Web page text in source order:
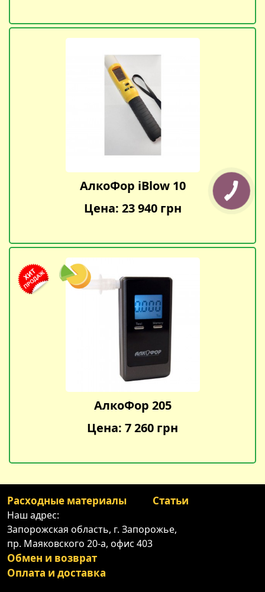
АлкоФор iBlow 10
Цена: 23 940 грн
АлкоФор 205
Цена: 7 260 грн
Расходные материалы Статьи
Наш адрес:
Запорожская область, г. Запорожье,
пр. Маяковского 20-а, офис 403
Обмен и возврат
Оплата и доставка